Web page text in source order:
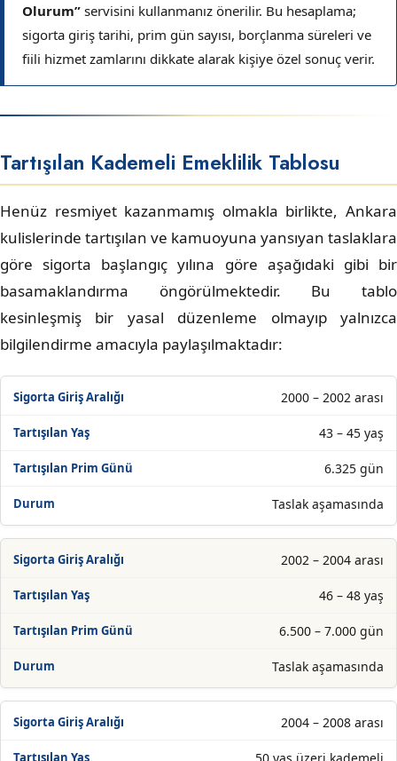
Olurum” servisini kullanmanız önerilir. Bu hesaplama;
sigorta giriş tarihi, prim gün sayısı, borçlanma süreleri ve
fiili hizmet zamlarını dikkate alarak kişiye özel sonuç verir.
Tartışılan Kademeli Emeklilik Tablosu
Henüz resmiyet kazanmamış olmakla birlikte, Ankara
kulislerinde tartışılan ve kamuoyuna yansıyan taslaklara
göre sigorta başlangıç yılına göre aşağıdaki gibi bir
basamaklandırma öngörülmektedir. Bu tablo
kesinleşmiş bir yasal düzenleme olmayıp yalnızca
bilgilendirme amacıyla paylaşılmaktadır:
2000 – 2002 arası
43 – 45 yaş
6.325 gün
Taslak aşamasında
2002 – 2004 arası
46 – 48 yaş
6.500 – 7.000 gün
Taslak aşamasında
2004 – 2008 arası